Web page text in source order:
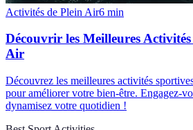
Activités de Plein Air6 min
Découvrir les Meilleures
Air
Découvrez les meilleures activités
pour améliorer votre bien-être. Engagez-
dynamisez votre quotidien !